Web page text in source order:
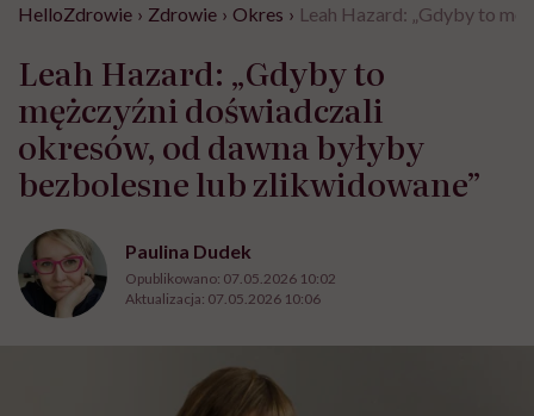
HelloZdrowie › Zdrowie › Okres › Leah Hazard: „Gdyby to
Leah Hazard: „Gdyby to
mężczyźni doświadczali
okresów, od dawna byłyby
bezbolesne lub zlikwidowane”
Paulina Dudek
Opublikowano: 07.05.2026 10:02
Aktualizacja: 07.05.2026 10:06